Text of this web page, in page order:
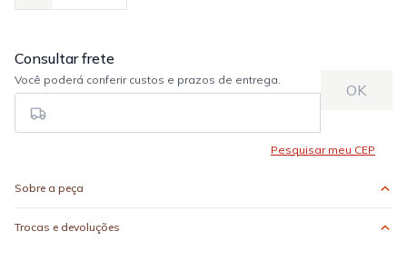
Sobre a peça
Trocas e devoluções